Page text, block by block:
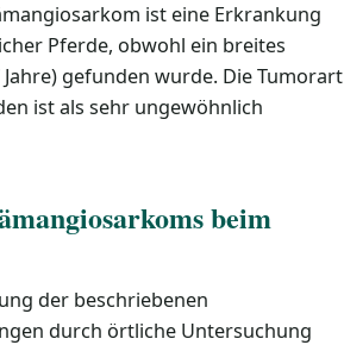
ist eine Erkrankung
Pferde, obwohl ein breites
gefunden wurde. Die Tumorart
ist als sehr ungewöhnlich
beim
der beschriebenen
durch örtliche Untersuchung